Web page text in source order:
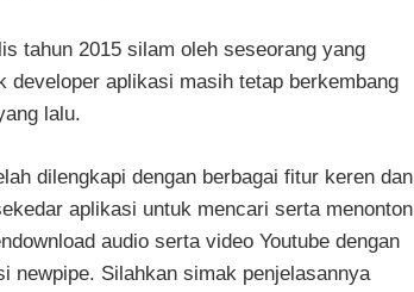
tahun 2015 silam oleh seseorang yang
developer aplikasi masih tetap berkembang
lalu.
dilengkapi dengan berbagai fitur keren dan
aplikasi untuk mencari serta menonton
audio serta video Youtube dengan
newpipe. Silahkan simak penjelasannya